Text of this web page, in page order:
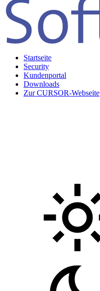
Startseite
Security
Kundenportal
Downloads
Zur CURSOR-Webseite